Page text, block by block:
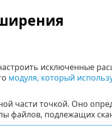
исключенные
модуля, который
части точкой. Оно
файлов, подлежащих